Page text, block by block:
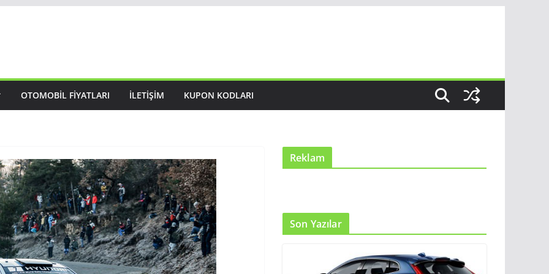
OTOMOBIL FIYATLARI İLETIŞIM KUPON KODLARI
Reklam
Son Yazılar